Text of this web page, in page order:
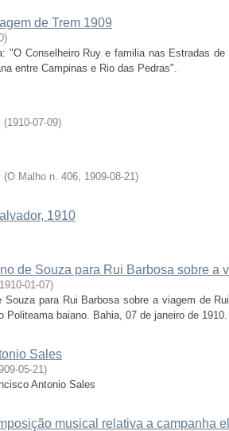
de Trem 1909
)
"O Conselheiro Ruy e familia nas Estradas
entre Campinas e Rio das Pedras".
(1910-07-09)
(O Malho n. 406, 1909-08-21)
1910
de Souza para Rui Barbosa sobre a
1910-01-07)
Souza para Rui Barbosa sobre a viagem de
Politeama baiano. Bahia, 07 de janeiro de
Sales
05-21)
Antonio Sales
musical relativa a campanha